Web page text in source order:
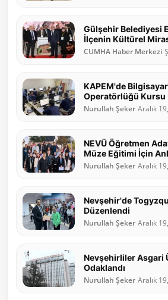
Gülşehir Belediyesi
İlçenin Kültürel
CUMHA Haber Merkezi
KAPEM'de
Operatörlüğü Kursu
Nurullah Şeker Aralık
NEVÜ Öğretmen
Müze Eğitimi İçin
Nurullah Şeker Aralık
Nevşehir'de
Düzenlendi
Nurullah Şeker Aralık
Nevşehirliler Asgari
Odaklandı
Nurullah Şeker Aralık